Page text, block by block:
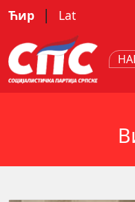
Ћир | Lat